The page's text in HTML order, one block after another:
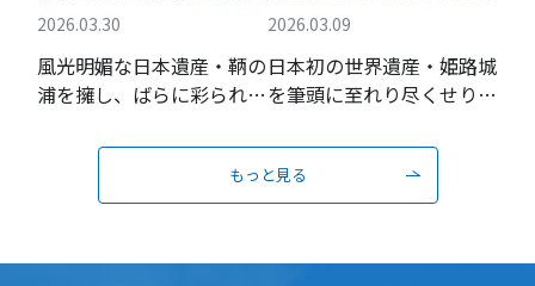
2026.03.30
風光明媚な日本遺産・鞆の
浦を擁し、ばらに彩られる
2026.03.09
日本初の世界遺産・姫路城
を筆頭に至れり尽くせりの
もっと見る